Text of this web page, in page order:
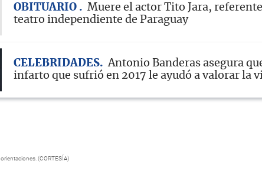
OBITUARIO
Muere el actor Tito Jara, referente
teatro independiente de Paraguay
CELEBRIDADES
Antonio Banderas asegura
infarto que sufrió en 2017 le ayudó a valorar la
(CORTESÍA)